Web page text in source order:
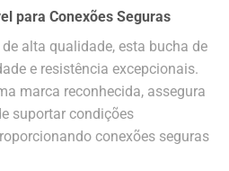
para Conexões Seguras
alta qualidade, esta bucha de
e resistência excepcionais.
marca reconhecida, assegura
suportar condições
conexões seguras